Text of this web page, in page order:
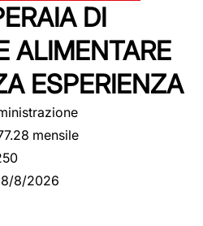
DI
ALIMENTARE
ESPERIENZA
mensile
8/8/2026